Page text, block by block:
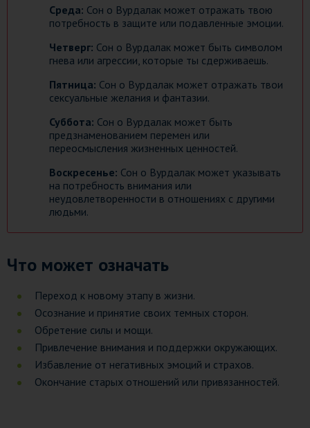
Среда: Сон о Вурдалак может отражать твою
потребность в защите или подавленные эмоции.
Четверг: Сон о Вурдалак может быть символом
гнева или агрессии, которые ты сдерживаешь.
Пятница: Сон о Вурдалак может отражать твои
сексуальные желания и фантазии.
Суббота: Сон о Вурдалак может быть
предзнаменованием перемен или
переосмысления жизненных ценностей.
Воскресенье: Сон о Вурдалак может указывать
на потребность внимания или
неудовлетворенности в отношениях с другими
людьми.
Что может означать
Переход к новому этапу в жизни.
Осознание и принятие своих темных сторон.
Обретение силы и мощи.
Привлечение внимания и поддержки окружающих.
Избавление от негативных эмоций и страхов.
Окончание старых отношений или привязанностей.